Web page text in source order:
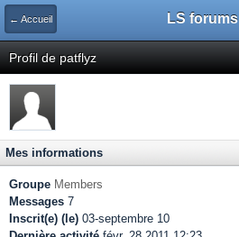
← Accueil LS forums
Profil de patflyz
Mes informations
Groupe Members
Messages 7
Inscrit(e) (le) 03-septembre 10